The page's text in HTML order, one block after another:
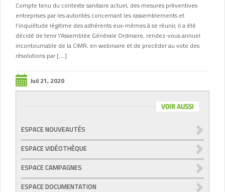
Compte tenu du contexte sanitaire actuel, des mesures préventives
entreprises par les autorités concernant les rassemblements et
l’inquiétude légitime des adhérents eux-mêmes à se réunir, il a été
décidé de tenir l’Assemblée Générale Ordinaire, rendez-vous annuel
incontournable de la CIMR, en webinaire et de procéder au vote des
résolutions par […]
Juil 21, 2020
VOIR AUSSI
ESPACE NOUVEAUTÉS
ESPACE VIDÉOTHÈQUE
ESPACE CAMPAGNES
ESPACE DOCUMENTATION